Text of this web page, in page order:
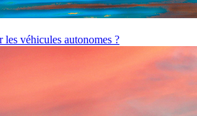
véhicules autonomes ?